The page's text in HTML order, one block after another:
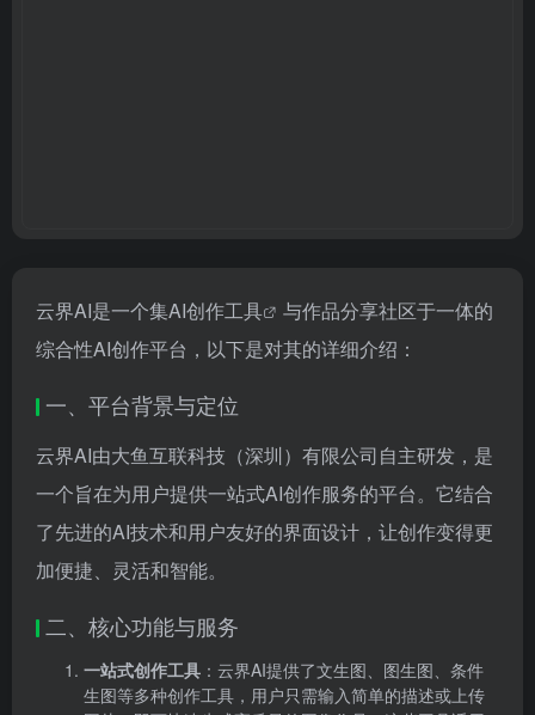
云界AI是一个集AI创作工具
与作品分享社区于一体的
综合性AI创作平台，以下是对其的详细介绍：
一、平台背景与定位
云界AI由大鱼互联科技（深圳）有限公司自主研发，是
一个旨在为用户提供一站式AI创作服务的平台。它结合
了先进的AI技术和用户友好的界面设计，让创作变得更
加便捷、灵活和智能。
二、核心功能与服务
一站式创作工具 ：云界AI提供了文生图、图生图、条件
生图等多种创作工具，用户只需输入简单的描述或上传